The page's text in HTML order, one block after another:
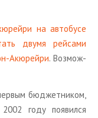
на ав­то­бу­се
двумя рей­са­ми
Акю­рей­ри. Воз­мож­
бюд­жет­ни­ком,
году по­явил­ся